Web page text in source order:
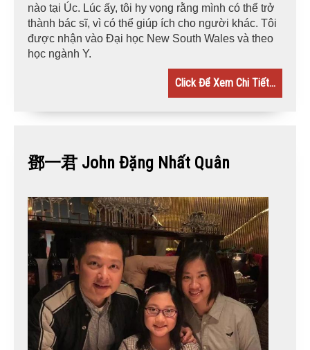
nào tại Úc. Lúc ấy, tôi hy vọng rằng mình có thể trở
thành bác sĩ, vì có thể giúp ích cho người khác. Tôi
được nhận vào Đại học New South Wales và theo
học ngành Y.
Click Để Xem Chi Tiết...
鄧一君 John Đặng Nhất Quân